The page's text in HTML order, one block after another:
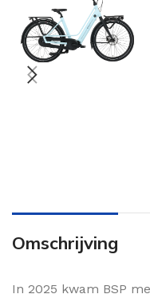
Omschrijving
In 2025 kwam BSP